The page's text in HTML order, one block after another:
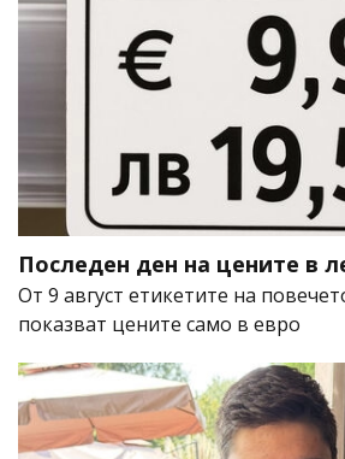
Последен ден на цените в
От 9 август етикетите на
показват цените само в евро